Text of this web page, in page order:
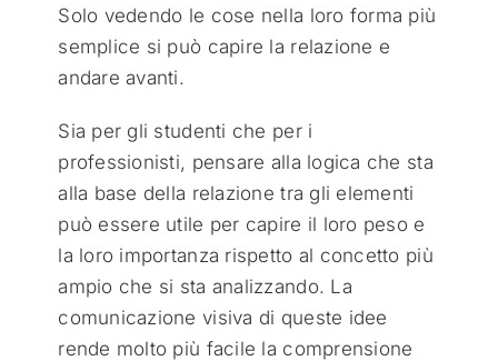
Solo vedendo le cose nella loro forma più
semplice si può capire la relazione e
andare avanti.
Sia per gli studenti che per i
professionisti, pensare alla logica che sta
alla base della relazione tra gli elementi
può essere utile per capire il loro peso e
la loro importanza rispetto al concetto più
ampio che si sta analizzando. La
comunicazione visiva di queste idee
rende molto più facile la comprensione